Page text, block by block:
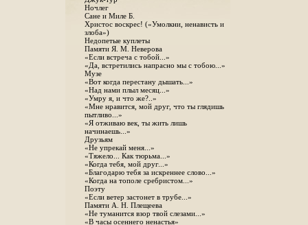
Ночлег
Сане и Миле Б.
Христос воскрес! («Умолкни, ненависть и
злоба»)
Недопетые куплеты
Памяти Я. М. Неверова
«Если встреча с тобой...»
«Да, встретились напрасно мы с тобою...»
Музе
«Вот когда перестану дышать...»
«Над нами плыл месяц...»
«Умру я, и что же?..»
«Мне нравится, мой друг, что ты глядишь
пытливо...»
«Я отживаю век, ты жить лишь
начинаешь...»
Друзьям
«Не упрекай меня...»
«Тяжело... Как тюрьма...»
«Когда тебя, мой друг...»
«Благодарю тебя за искреннее слово...»
«Когда на тополе сребристом...»
Поэту
«Если ветер застонет в трубе...»
Памяти А. Н. Плещеева
«Не туманится взор твой слезами...»
«В часы осеннего ненастья»